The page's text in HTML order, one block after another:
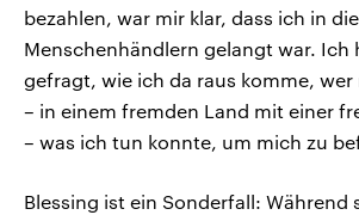
bezahlen, war mir klar, dass ich in
Menschenhändlern gelangt war. Ich
gefragt, wie ich da raus komme, wer
– in einem fremden Land mit einer
– was ich tun konnte, um mich zu
Blessing ist ein Sonderfall: Während